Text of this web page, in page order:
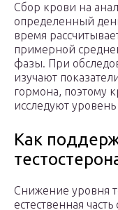
Сбор крови на
определенный
время
примерной
фазы. При
изучают
гормона, поэтому
исследуют
Как
Снижение уровня
естественная